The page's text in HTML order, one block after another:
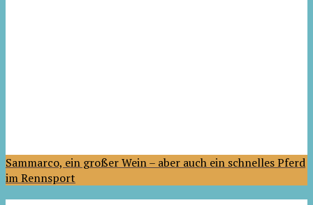
Sammarco, ein großer Wein – aber auch ein schnelles Pferd
im Rennsport